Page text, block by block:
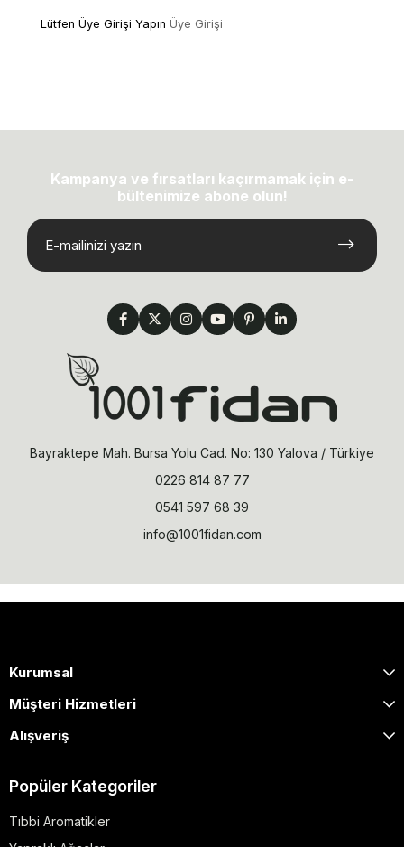
Lütfen Üye Girişi Yapın Üye Girişi
Kampanya ve fırsatları kaçırmamak için e-
bültenimize abone olun!
Bayraktepe Mah. Bursa Yolu Cad. No: 130 Yalova / Türkiye
0226 814 87 77
0541 597 68 39
info@1001fidan.com
Kurumsal
Müşteri Hizmetleri
Alışveriş
Popüler Kategoriler
Tıbbi Aromatikler